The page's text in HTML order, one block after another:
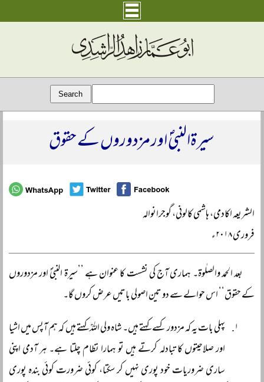
سیرۃالنبیؐ اور مزدوروں کے حقوق
الشریعہ اکادمی، ہاشمی کالونی، گوجرانوالہ
فروری ۲۰۱۸ء
بعد الحمد والصلٰوۃ۔ ہماری آج کی نشست کا عنوان ہے ’’سیرۃ النبیؐ اور مزدوروں
کے حقوق‘‘ اس حوالے سے دو تین اصولی باتیں عرض کروں گا۔
پہلی بات یہ کہ مزدور کسے کہتے ہیں۔ شاہ ولی اللہؒ کہتے ہیں کہ ہم آپس میں اشیا
اور صلاحیتوں کا تبادلہ کرتے ہیں تو ہمارا نظام چلتا ہے۔ ہر آدمی اپنی
ساری ضروریات خود پوری نہیں کر سکتا، کوئی ضرورت کوئی بندہ پوری